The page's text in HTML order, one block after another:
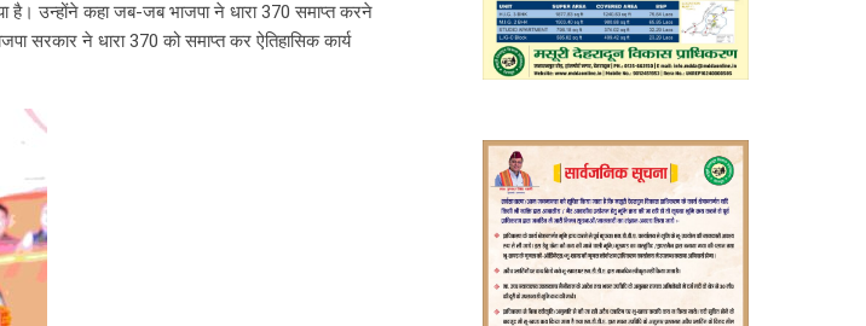
उन्होंने कहा जब-जब भाजपा ने धारा 370 समाप्त करने
सरकार ने धारा 370 को समाप्त कर ऐतिहासिक कार्य